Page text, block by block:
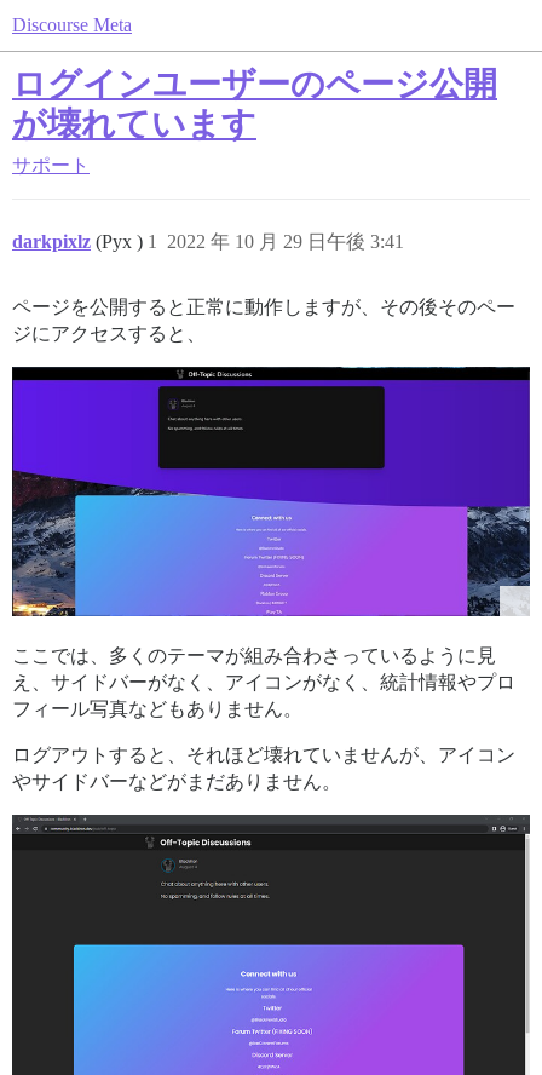
Discourse Meta
ログインユーザーのページ公開
が壊れています
サポート
darkpixlz (Pyx ) 2022 年 10 月 29 日午後 3:41
1
ページを公開すると正常に動作しますが、その後そのペー
ジにアクセスすると、
ここでは、多くのテーマが組み合わさっているように見
え、サイドバーがなく、アイコンがなく、統計情報やプロ
フィール写真などもありません。
ログアウトすると、それほど壊れていませんが、アイコン
やサイドバーなどがまだありません。